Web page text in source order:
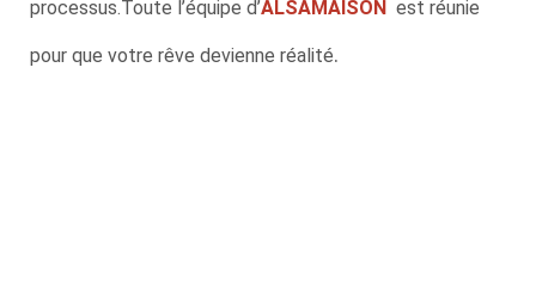
processus.Toute l’équipe d’ALSAMAISON est réunie
pour que votre rêve devienne réalité.